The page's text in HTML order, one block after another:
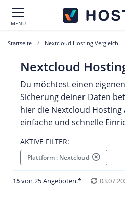
MENÜ
Startseite Nextcloud Hosting Vergleich
Nextcloud
Du möchtest einen
Sicherung deiner Daten
hier die Nextcloud
einfache und schnelle
AKTIVE FILTER:
Plattform : Nextcloud
15von 25 Angeboten.*